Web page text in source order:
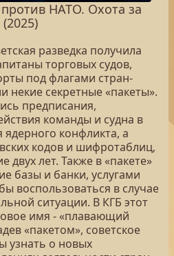
НАТО. Охота за
разведка получила
торговых судов,
под флагами стран-
некие секретные «пакеты».
предписания,
команды и судна в
ядерного конфликта, а
кодов и шифротаблиц,
двух лет. Также в «пакете»
базы и банки, услугами
воспользоваться в случае
ситуации. В КГБ этот
имя - «плавающий
«пакетом», советское
узнать о новых